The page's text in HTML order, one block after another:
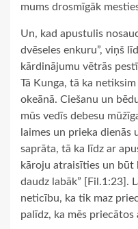
mums drosmīgāk
Un, kad apustulis
dvēseles enkuru”, viņš
kārdinājumu vētrās
Tā Kunga, tā ka
okeānā. Ciešanu un
mūs vedīs debesu
laimes un prieka dienās
saprāta, tā ka līdz ar
kāroju atraisīties un būt
daudz labāk” [Fil.1:23].
neticību, ka tik maz
palīdz, ka mēs priecātos